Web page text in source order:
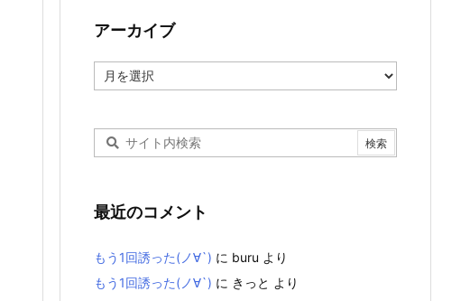
アーカイブ
ー
最近のコメント
もう1回誘った(ノ∀`) に buru より
もう1回誘った(ノ∀`) に きっと より